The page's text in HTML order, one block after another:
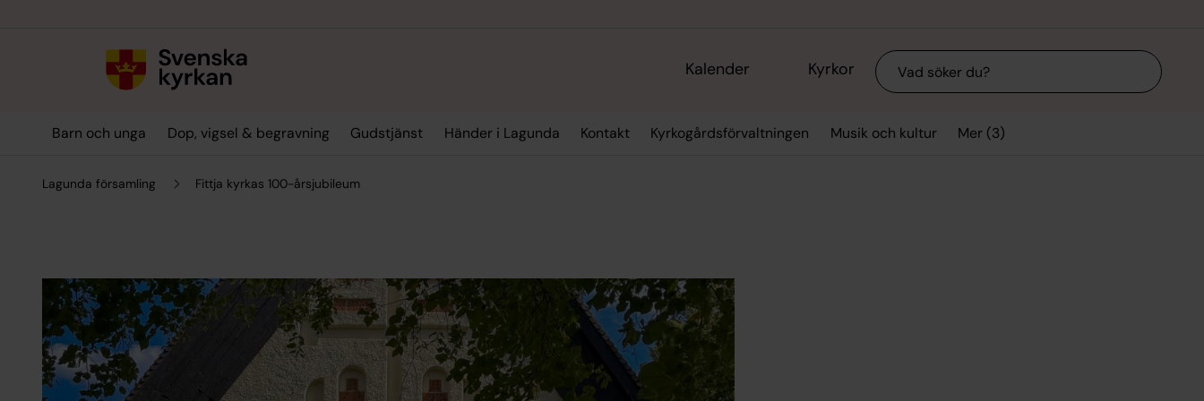
Kalender Kyrkor Sök
Barn och unga Dop, vigsel & begravning Gudstjänst Händer i Lagunda Kontakt Kyrkogårdsförvaltningen Musik och kultur Mer (3)
Lagunda församling Fittja kyrkas 100-årsjubileum